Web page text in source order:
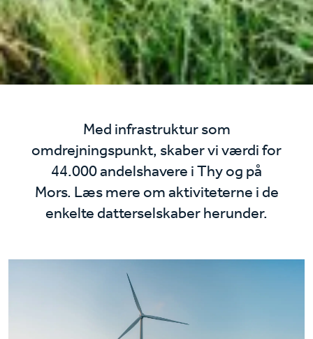
Med infrastruktur som
omdrejningspunkt, skaber vi værdi for
44.000 andelshavere i Thy og på
Mors. Læs mere om aktiviteterne i de
enkelte datterselskaber herunder.